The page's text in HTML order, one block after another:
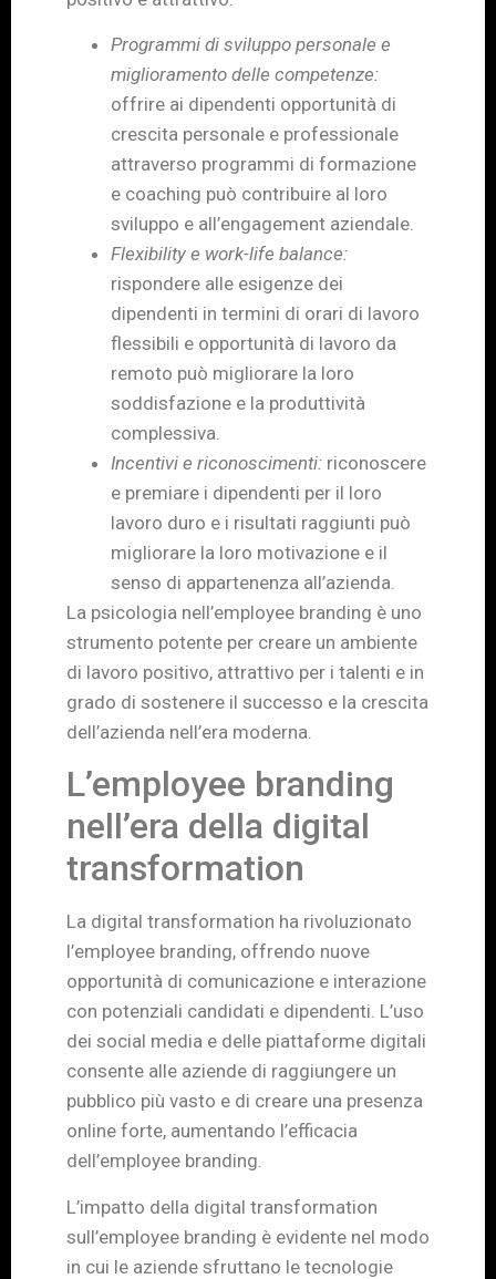
Programmi di sviluppo personale e
miglioramento delle competenze:
offrire ai dipendenti opportunità di
crescita personale e professionale
attraverso programmi di formazione
e coaching può contribuire al loro
sviluppo e all’engagement aziendale.
Flexibility e work-life balance:
rispondere alle esigenze dei
dipendenti in termini di orari di lavoro
flessibili e opportunità di lavoro da
remoto può migliorare la loro
soddisfazione e la produttività
complessiva.
Incentivi e riconoscimenti: riconoscere
e premiare i dipendenti per il loro
lavoro duro e i risultati raggiunti può
migliorare la loro motivazione e il
senso di appartenenza all’azienda.
La psicologia nell’employee branding è uno
strumento potente per creare un ambiente
di lavoro positivo, attrattivo per i talenti e in
grado di sostenere il successo e la crescita
dell’azienda nell’era moderna.
L’employee branding
nell’era della digital
transformation
La digital transformation ha rivoluzionato
l’employee branding, offrendo nuove
opportunità di comunicazione e interazione
con potenziali candidati e dipendenti. L’uso
dei social media e delle piattaforme digitali
consente alle aziende di raggiungere un
pubblico più vasto e di creare una presenza
online forte, aumentando l’efficacia
dell’employee branding.
L’impatto della digital transformation
sull’employee branding è evidente nel modo
in cui le aziende sfruttano le tecnologie